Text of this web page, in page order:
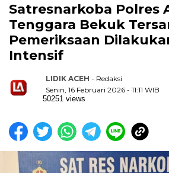
Satresnarkoba Polres
Tenggara Bekuk
Pemeriksaan
Intensif
LIDIK ACEH - Redaksi
Senin, 16 Februari 2026 - 11:11 WIB
50251 views